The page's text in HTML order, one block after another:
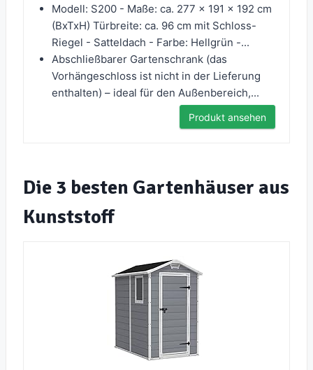
Modell: S200 - Maße: ca. 277 × 191 × 192 cm
(BxTxH) Türbreite: ca. 96 cm mit Schloss-
Riegel - Satteldach - Farbe: Hellgrün -...
Abschließbarer Gartenschrank (das
Vorhängeschloss ist nicht in der Lieferung
enthalten) – ideal für den Außenbereich,...
Produkt ansehen
Die 3 besten Gartenhäuser aus
Kunststoff